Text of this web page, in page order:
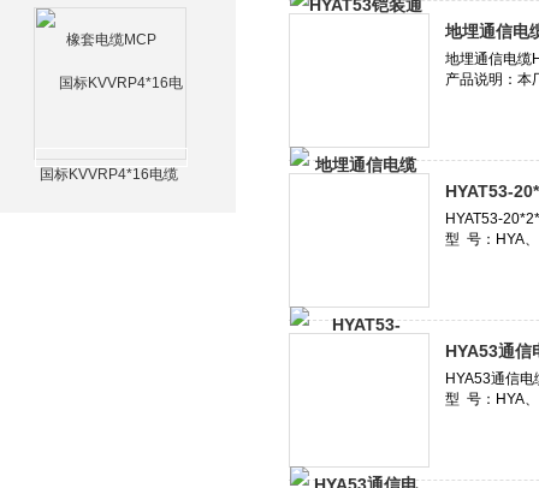
国标KVVRP4*16电缆
地埋通信电
HYAT53-
HYA53通信